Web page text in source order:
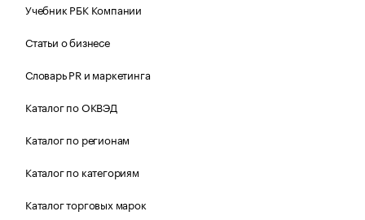
Учебник РБК Компании
Статьи о бизнесе
Словарь PR и маркетинга
Каталог по ОКВЭД
Каталог по регионам
Каталог по категориям
Каталог торговых марок